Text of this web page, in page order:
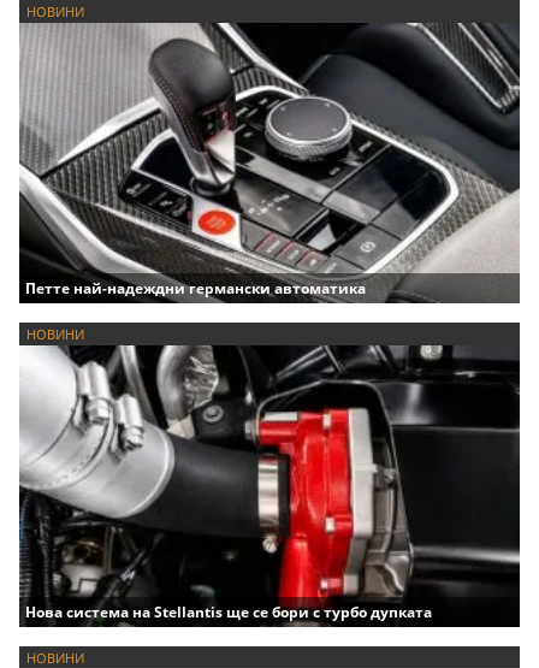
НОВИНИ
Петте най-надеждни германски автоматика
НОВИНИ
Нова система на Stellantis ще се бори с турбо дупката
НОВИНИ